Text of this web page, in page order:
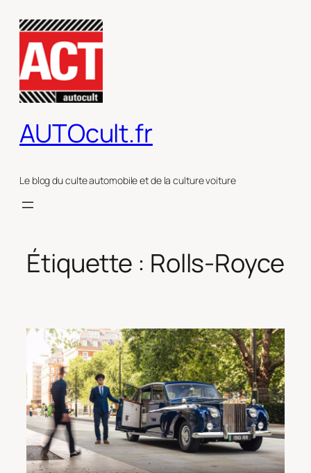
contenu
AUTOcult.fr
Le blog du culte automobile et de la culture voiture
Étiquette : Rolls-Royce